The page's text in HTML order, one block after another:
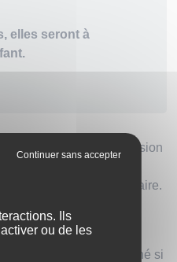
elles seront à
ses membres. Cette mission
Néanmoins,
devant un notaire.
mineur, l’accord du
tuteur devra être désigné si
Ils
ou de les